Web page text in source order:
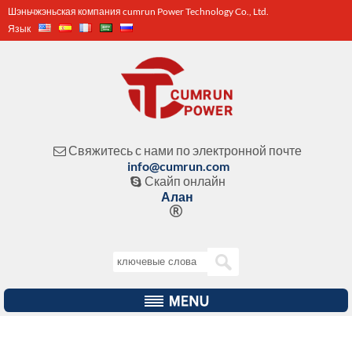
Шэньчжэньская компания cumrun Power Technology Co., Ltd.
Язык
 Свяжитесь с нами по электронной почте
info@cumrun.com
 Скайп онлайн
Алан
